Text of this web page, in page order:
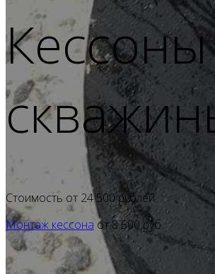
Стоимость от 24 500 рублей
Монтаж кессона от8 500руб.